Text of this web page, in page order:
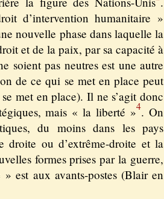
d’intervention humanitaire »
nouvelle phase dans laquelle la
et de la paix, par sa capacité à
soient pas neutres est une autre
de ce qui se met en place peut
met en place). Il ne s’agit donc
mais « la liberté »4. On
du moins dans les pays
droite ou d’extrême-droite et la
formes prises par la guerre,
est aux avants-postes (Blair en